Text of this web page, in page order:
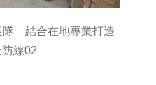
隊 結合在地專業打造
線02